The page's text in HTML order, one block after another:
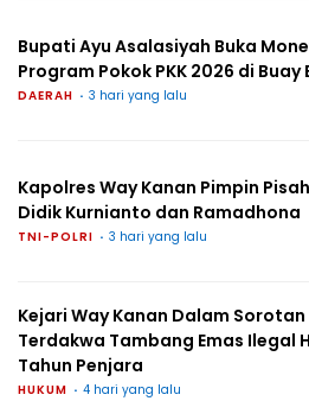
Bupati Ayu Asalasiyah Buka
Program Pokok PKK 2026 di Buay
DAERAH 3 hari yang lalu
Kapolres Way Kanan Pimpin
Didik Kurnianto dan Ramadhona
TNI-POLRI 3 hari yang lalu
Kejari Way Kanan Dalam
Terdakwa Tambang Emas Ilegal
Tahun Penjara
HUKUM 4 hari yang lalu